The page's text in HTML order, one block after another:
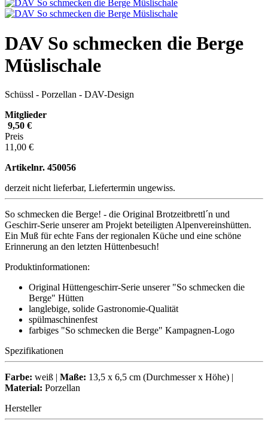
DAV So schmecken die Berge
Müslischale
Schüssl - Porzellan - DAV-Design
Mitglieder
9,50 €
Preis
11,00 €
Artikelnr. 450056
derzeit nicht lieferbar, Liefertermin ungewiss.
So schmecken die Berge! - die Original Brotzeitbrettl´n und
Geschirr-Serie unserer am Projekt beteiligten Alpenvereinshütten.
Ein Muß für echte Fans der regionalen Küche und eine schöne
Erinnerung an den letzten Hüttenbesuch!
Produktinformationen:
Original Hüttengeschirr-Serie unserer "So schmecken die
Berge" Hütten
langlebige, solide Gastronomie-Qualität
spülmaschinenfest
farbiges "So schmecken die Berge" Kampagnen-Logo
Spezifikationen
Farbe: weiß | Maße: 13,5 x 6,5 cm (Durchmesser x Höhe) |
Material: Porzellan
Hersteller